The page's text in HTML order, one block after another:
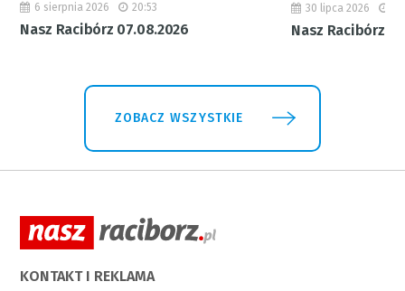
6 sierpnia 2026 20:53
Nasz Racibórz 07.08.2026
30 lipca 2026
Nasz Racibórz
ZOBACZ WSZYSTKIE
KONTAKT I REKLAMA